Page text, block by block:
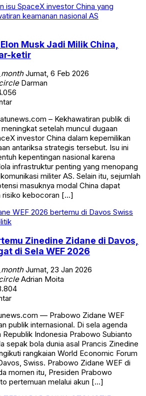
Musk Jadi Milik China,
ketir
Jumat, 6 Feb 2026
Darman
– Kekhawatiran publik di
setelah muncul dugaan
investor China dalam kepemilikan
antariksa strategis tersebut. Isu ini
kepentingan nasional karena
infrastruktur penting yang menopang
militer AS. Selain itu, sejumlah
masuknya modal China dapat
risiko kebocoran […]
Zinedine Zidane di Davos,
di Sela WEF 2026
Jumat, 23 Jan 2026
Adrian Moita
— Prabowo Zidane WEF
publik internasional. Di sela agenda
Indonesia Prabowo Subianto
sepak bola dunia asal Prancis Zinedine
rangkaian World Economic Forum
Swiss. Prabowo Zidane WEF di
momen itu, Presiden Prabowo
pertemuan melalui akun […]